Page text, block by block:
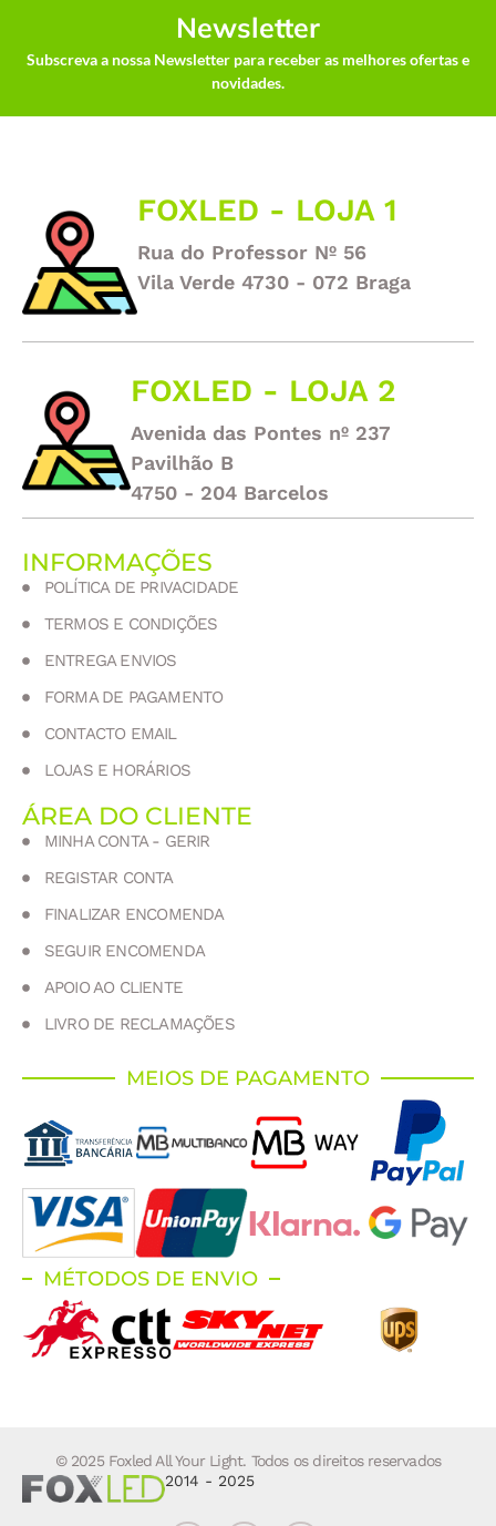
Newsletter
Subscreva a nossa Newsletter para receber as melhores ofertas e
novidades.
FOXLED - LOJA 1
Rua do Professor Nº 56
Vila Verde 4730 - 072 Braga
FOXLED - LOJA 2
Avenida das Pontes nº 237
Pavilhão B
4750 - 204 Barcelos
INFORMAÇÕES
POLÍTICA DE PRIVACIDADE
TERMOS E CONDIÇÕES
ENTREGA ENVIOS
FORMA DE PAGAMENTO
CONTACTO EMAIL
LOJAS E HORÁRIOS
ÁREA DO CLIENTE
MINHA CONTA - GERIR
REGISTAR CONTA
FINALIZAR ENCOMENDA
SEGUIR ENCOMENDA
APOIO AO CLIENTE
LIVRO DE RECLAMAÇÕES
MEIOS DE PAGAMENTO
MÉTODOS DE ENVIO
© 2025 Foxled All Your Light. Todos os direitos reservados
2014 - 2025